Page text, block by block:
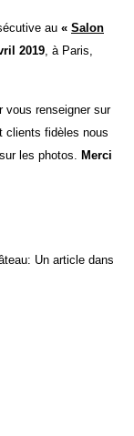
au « Salon
2019, à Paris,
vous renseigner sur
clients fidèles nous
les photos. Merci
Un article dans